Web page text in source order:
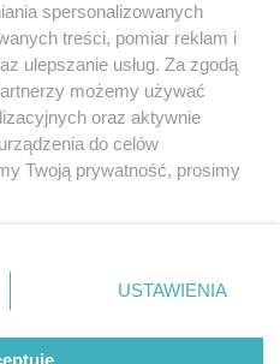
aleja
69-letni
regulamin korzystania z portali
Skontakuj sięz nami
Kontakt
Wydawca
Redakcja
spersonalizowanych
treści, pomiar reklam i
ulepszanie usług. Za zgodą
możemy używać
oraz aktywnie
do celów
Twoją prywatność, prosimy
lewym dolnym rogu strony
danych nie wymagają
prawo sprzeciwić się
będą miały
USTAWIENIA